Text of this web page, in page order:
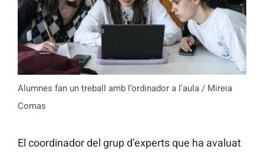
Alumnes fan un treball amb l’ordinador a l’aula / Mireia
Comas
El coordinador del grup d’experts que ha avaluat